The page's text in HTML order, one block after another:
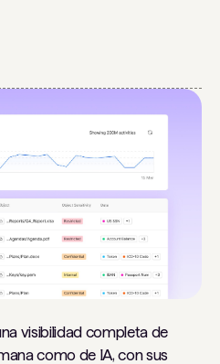
visibilidad completa de
como de IA, con sus